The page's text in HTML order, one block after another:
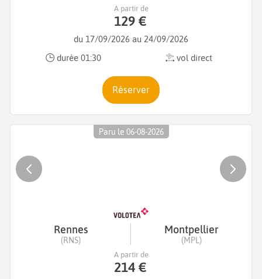
du 17/09/2026 au 24/09/2026
durée 01:30
vol direct
A partir de
129 €
Réserver
Paru le 06-08-2026
Rennes
(RNS)
Montpellier
(MPL)
A partir de
214 €